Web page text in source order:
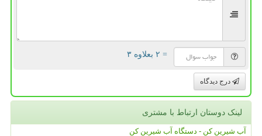
= ۲ بعلاوه ۳
درج دیدگاه
لینک دوستان ارتباط با مشتری
آب شیرین کن - دستگاه آب شیرین کن